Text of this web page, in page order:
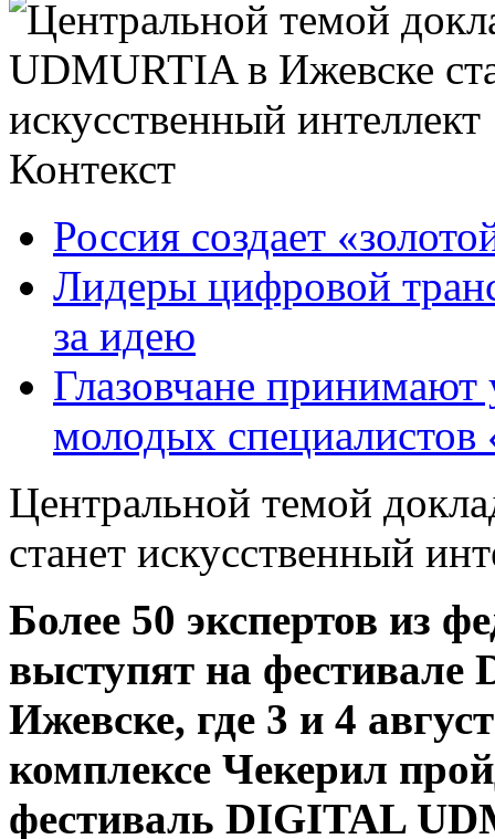
Контекст
Россия создает
Лидеры цифровой
за идею
Глазовчане
молодых
Центральной темой
станет искусственный
Более 50 экспертов из
выступят на
Ижевске, где 3 и 4
комплексе Чекерил
фестиваль DIGITAL